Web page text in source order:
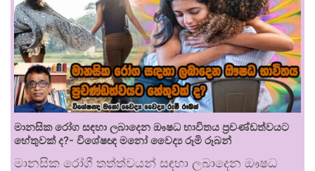
මානසික රෝග සඳහා ලබාදෙන ඖෂධ භාවිතය ප්‍රචණ්ඩත්වයට
හේතුවක් ද?- විශේෂඥ මනෝ වෛද්‍ය රූමි රූබන්
මානසික රෝගී තත්ත්වයන් සඳහා ලබාදෙන ඖෂධ